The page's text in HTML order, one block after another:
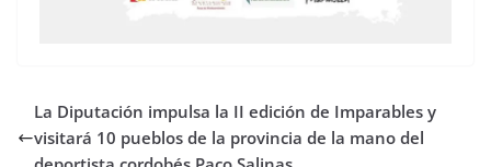
La Diputación impulsa la II edición de Imparables y
visitará 10 pueblos de la provincia de la mano del